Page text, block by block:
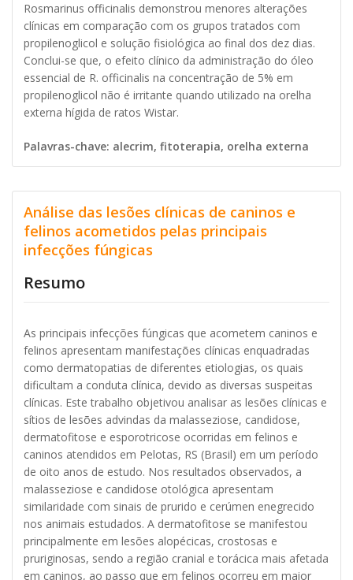
Rosmarinus officinalis demonstrou menores alterações
clínicas em comparação com os grupos tratados com
propilenoglicol e solução fisiológica ao final dos dez dias.
Conclui-se que, o efeito clínico da administração do óleo
essencial de R. officinalis na concentração de 5% em
propilenoglicol não é irritante quando utilizado na orelha
externa hígida de ratos Wistar.
Palavras-chave: alecrim, fitoterapia, orelha externa
Análise das lesões clínicas de caninos e
felinos acometidos pelas principais
infecções fúngicas
Resumo
As principais infecções fúngicas que acometem caninos e
felinos apresentam manifestações clínicas enquadradas
como dermatopatias de diferentes etiologias, os quais
dificultam a conduta clínica, devido as diversas suspeitas
clínicas. Este trabalho objetivou analisar as lesões clínicas e
sítios de lesões advindas da malasseziose, candidose,
dermatofitose e esporotricose ocorridas em felinos e
caninos atendidos em Pelotas, RS (Brasil) em um período
de oito anos de estudo. Nos resultados observados, a
malasseziose e candidose otológica apresentam
similaridade com sinais de prurido e cerúmen enegrecido
nos animais estudados. A dermatofitose se manifestou
principalmente em lesões alopécicas, crostosas e
pruriginosas, sendo a região cranial e torácica mais afetada
em caninos, ao passo que em felinos ocorreu em maior